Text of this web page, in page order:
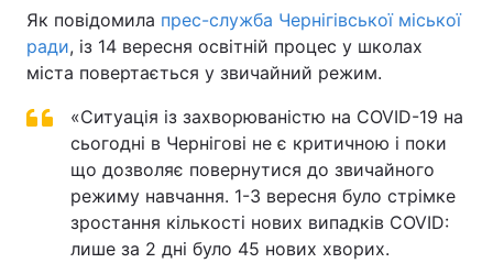
Як повідомила прес-служба Чернігівської міської
ради, із 14 вересня освітній процес у школах
міста повертається у звичайний режим.
«Ситуація із захворюваністю на COVID-19 на
сьогодні в Чернігові не є критичною і поки
що дозволяє повернутися до звичайного
режиму навчання. 1-3 вересня було стрімке
зростання кількості нових випадків COVID:
лише за 2 дні було 45 нових хворих.